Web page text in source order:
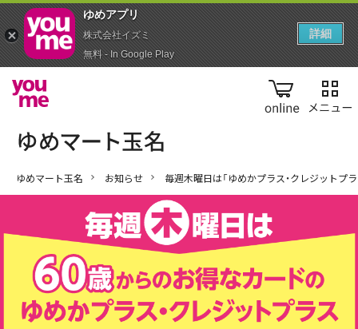
online
ゆめマート玉名 お知らせ 毎週木曜日は「ゆめかプラス・クレジットプ
ゆめアプ‪リ‬
株式会社イズミ
無料 - In Google Play
詳細